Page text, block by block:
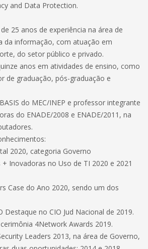
and Data Protection.
25 anos de experiência na área de
da informação, com atuação em
do setor público e privado.
anos em atividades de ensino, como
de graduação, pós-graduação e
do MEC/INEP e professor integrante
do ENADE/2008 e ENADE/2011, na
2020, categoria Governo
+ Inovadoras no Uso de TI 2020 e 2021
Case do Ano 2020, sendo um dos
Destaque no CIO Jud Nacional de 2019.
4Network Awards 2019.
Leaders 2013, na área de Governo,